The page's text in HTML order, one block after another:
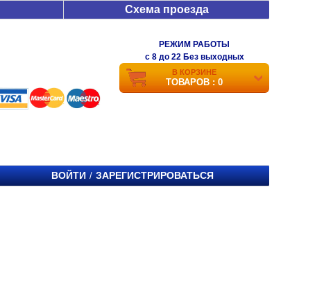
Схема проезда
РЕЖИМ РАБОТЫ
c 8 до 22 Без выходных
В КОРЗИНЕ
ТОВАРОВ : 0
ВОЙТИ / ЗАРЕГИСТРИРОВАТЬСЯ